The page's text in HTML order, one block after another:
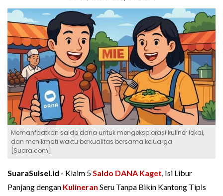
Memanfaatkan saldo dana untuk mengeksplorasi kuliner lokal,
dan menikmati waktu berkualitas bersama keluarga
[Suara.com]
SuaraSulsel.id - Klaim 5Saldo DANA Kaget, Isi Libur
Panjang dengan Kulineran Seru Tanpa Bikin Kantong Tipis